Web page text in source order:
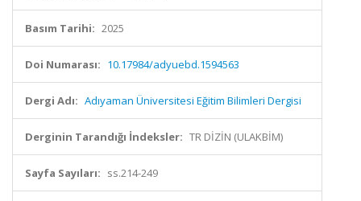
Basım Tarihi: 2025
Doi Numarası: 10.17984/adyuebd.1594563
Dergi Adı: Adıyaman Üniversitesi Eğitim Bilimleri Dergisi
Derginin Tarandığı İndeksler: TR DİZİN (ULAKBİM)
Sayfa Sayıları: ss.214-249